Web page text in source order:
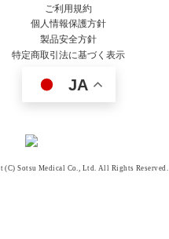
ご利用規約
個人情報保護方針
製品安全方針
特定商取引法に基づく表示
JA
(C) Sotsu Medical Co., Ltd. All Rights Reserved.